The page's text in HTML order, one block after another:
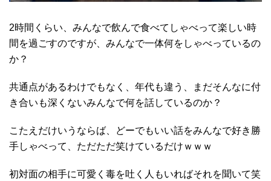
2時間くらい、みんなで飲んで食べてしゃべって楽しい時
間を過ごすのですが、みんなで一体何をしゃべっているの
か？
共通点があるわけでもなく、年代も違う、まだそんなに付
き合いも深くないみんなで何を話しているのか？
こたえだけいうならば、どーでもいい話をみんなで好き勝
手しゃべって、ただただ笑けているだけｗｗｗ
初対面の相手に可愛く毒を吐く人もいればそれを聞いて笑